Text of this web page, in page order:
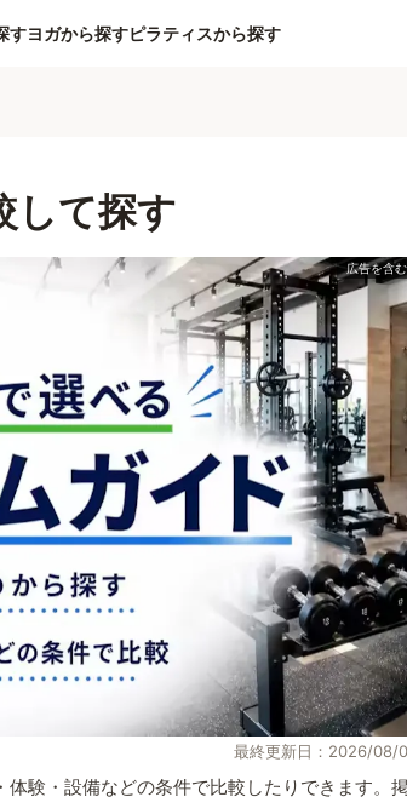
すヨガから探すピラティスから探す
して探す
最終更新日：2026/08/
験・設備などの条件で比較したりできます。